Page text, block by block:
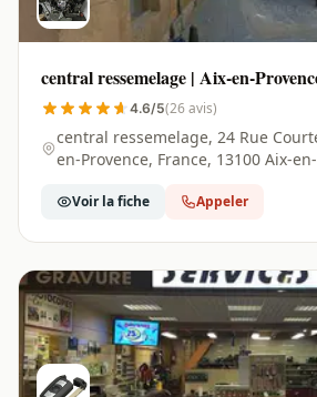
central ressemelage | Aix-en-
4.6/5(26 avis)
central ressemelage, 24 Rue
en-Provence, France, 13100 Aix-
Voir la fiche Appeler